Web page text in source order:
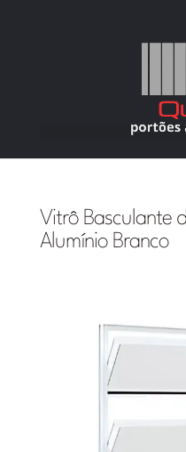
Vitrô Basculante
Alumínio Branco